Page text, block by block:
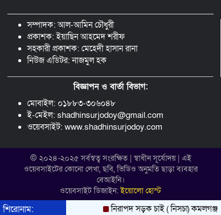
মাদকবিরোধী ক্যাম্পেইন
সম্পাদক: আল-আমিন চৌধুরী
প্রকাশক: ইয়াছিন আহমেদ শরীফ
সহকারী প্রকাশক: মেহেদী হাসান রানা
নিউজ এডিটর: নাজমুল হক
বিজ্ঞাপন ও বার্তা বিভাগ:
মোবাইল: ০১৮৮৩-৩০৬০৪৮
ই-মেইল: shadhinsurjodoy@gmail.com
ওয়েবসাইট: www.shadhinsurjodoy.com
শিরোনাম: নিরাপদ সড়ক চাই ( নিসচা) কমলগঞ্জ
© ২০২৪-২০২৫ সর্বস্বত্ব সংরক্ষিত | স্বাধীন সূর্যোদয় | এই
ওয়েবসাইটের কোনো লেখা, ছবি, ভিডিও অনুমতি ছাড়া ব্যবহার
বেআইনি।
ওয়েবসাইট ডিজাইন:ইয়োলো হোস্ট